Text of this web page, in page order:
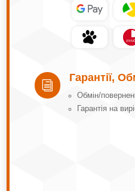
i
Гарантії,
Обмін/
Гарантія на